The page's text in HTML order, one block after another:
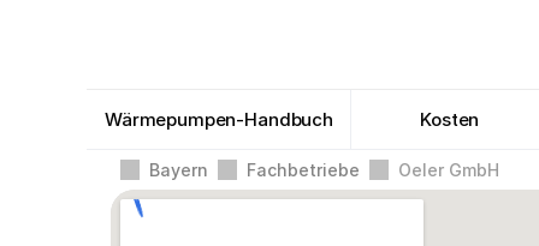
Wärmepumpen-Handbuch Kosten
Bayern Fachbetriebe Oeler GmbH